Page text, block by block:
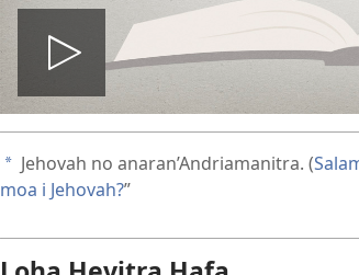
Handefa
video
a Jehovah no anaran’Andriamanitra. (
moa i Jehovah?”